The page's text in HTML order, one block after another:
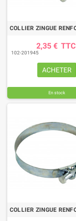
2,35 € TTC
102-201945
ACHETER
En stock